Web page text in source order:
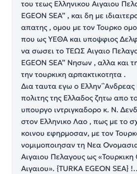
του τεως Ελληνικου Αιγαιου
EGEON SEA” , και δη με
απατης , ομου με τον Τουρκο
που ως ΥΕΘΑ και υποψφιος
να σωσει το TEΩΣ Αιγαιο
EGEON SEA” Νησων , αλλα και
την τουρκικη αρπακτικοτητα .
Δια ταυτα εγω ο Ελλην ΅Ανδρεας
πολιτης της Ελλαδος ζητω απο
υπουργο ιντριγκαδορο κ. Ν.
στον Ελληνικο Λαο , πως με το
κοινου εφηρμοσαν, με τον
νομιμοποιησαν τη Νεα
Αιγαιου Πελαγους ως
Αιγαιου». {TURKA EGEON SEA}